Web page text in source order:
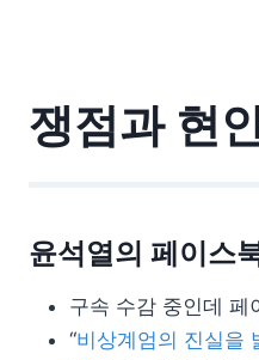
쟁점과 현
윤석열의 페이스
구속 수감 중인데 페
“비상계엄의 진실을